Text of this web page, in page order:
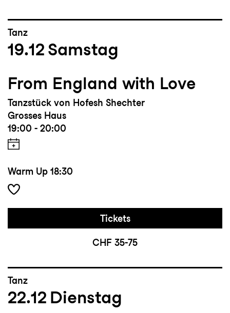
Tanz
19.12 Samstag
From England with Love
Tanzstück von Hofesh Shechter
Grosses Haus
19:00 - 20:00
Warm Up 18:30
Tickets
CHF 35-75
Tanz
22.12 Dienstag